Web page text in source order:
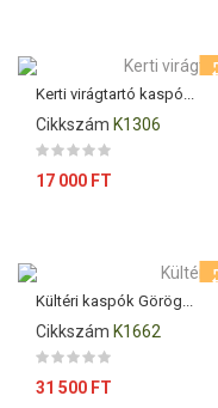
Kerti virágtartó kaspó...
Cikkszám K1306
Ár
17 000 FT
Kültéri kaspók Görög...
Cikkszám K1662
Ár
31 500 FT